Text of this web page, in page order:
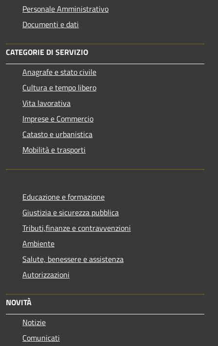
Personale Amministrativo
Documenti e dati
CATEGORIE DI SERVIZIO
Anagrafe e stato civile
Cultura e tempo libero
Vita lavorativa
Imprese e Commercio
Catasto e urbanistica
Mobilità e trasporti
Educazione e formazione
Giustizia e sicurezza pubblica
Tributi,finanze e contravvenzioni
Ambiente
Salute, benessere e assistenza
Autorizzazioni
NOVITÀ
Notizie
Comunicati